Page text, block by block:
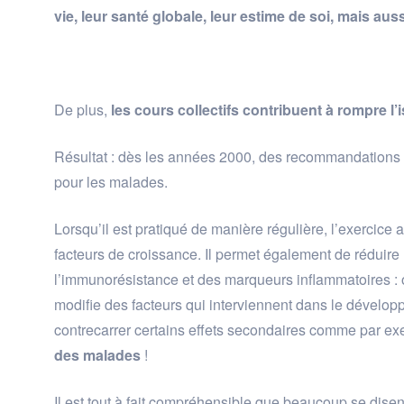
vie, leur santé globale, leur estime de soi, mais
De plus, les cours collectifs contribuent à rompre
Résultat : dès les années 2000, des
pour les malades.
Lorsqu’il est pratiqué de manière régulière,
facteurs de croissance. Il permet également de
l’immunorésistance et des marqueurs inflammatoires
modifie des facteurs qui interviennent dans le
contrecarrer certains effets secondaires comme par
des malades !